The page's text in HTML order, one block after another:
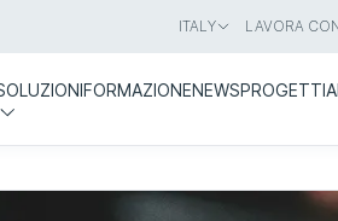
ITALY LAVORA
FORMAZIONENEWSPROGETTI